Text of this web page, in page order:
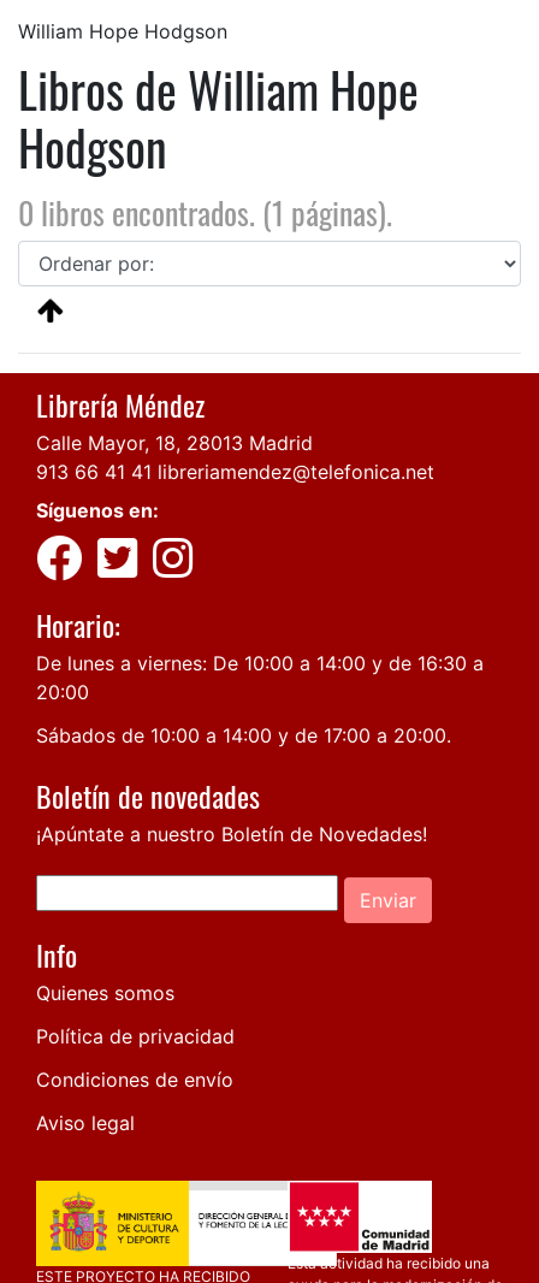
William Hope Hodgson
Libros de William Hope
Hodgson
0 libros encontrados. (1 páginas).
Librería Méndez
Calle Mayor, 18, 28013 Madrid
913 66 41 41 libreriamendez@telefonica.net
Síguenos en:
Horario:
De lunes a viernes: De 10:00 a 14:00 y de 16:30 a
20:00
Sábados de 10:00 a 14:00 y de 17:00 a 20:00.
Boletín de novedades
¡Apúntate a nuestro Boletín de Novedades!
Enviar
Info
Quienes somos
Política de privacidad
Condiciones de envío
Aviso legal
ESTE PROYECTO HA RECIBIDO
Esta actividad ha recibido una